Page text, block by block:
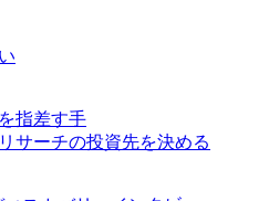
サーチの投資先を決める